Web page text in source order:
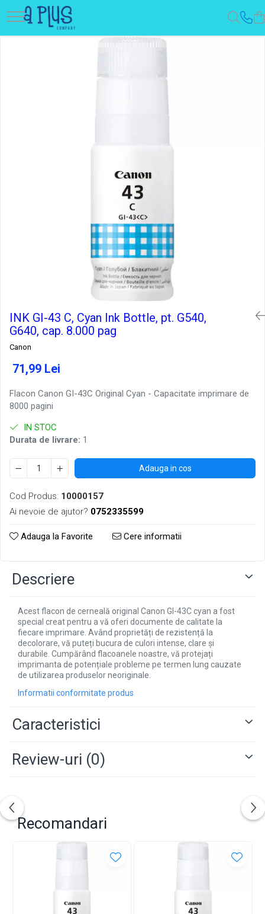
INK GI-43 C, Cyan Ink Bottle, pt. G540,
G640, cap. 8.000 pag
Canon
71,99 Lei
Flacon Canon GI-43C Original Cyan - Capacitate imprimare de
8000 pagini
IN STOC
Durata de livrare: 1
Adauga in cos
Cod Produs: 10000157
Ai nevoie de ajutor? 0752335599
Adauga la Favorite Cere informatii
Descriere
Acest flacon de cerneală original Canon GI-43C cyan a fost
special creat pentru a vă oferi documente de calitate la
fiecare imprimare. Având proprietăți de rezistență la
decolorare, vă puteți bucura de culori intense, clare și
durabile. Cumpărând flacoanele noastre, vă protejați
imprimanta de potențiale probleme pe termen lung cauzate
de utilizarea produselor neoriginale.
Informatii conformitate produs
Caracteristici
Review-uri (0)
Recomandari